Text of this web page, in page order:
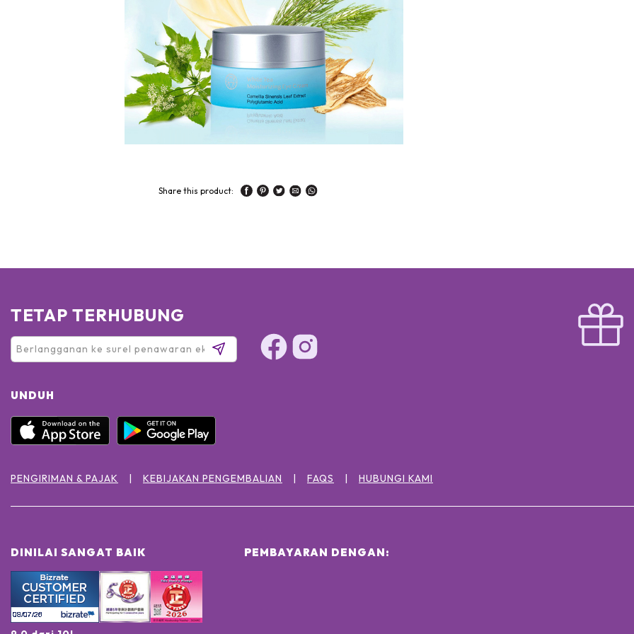
Share this product:
TETAP TERHUBUNG
UNDUH
PENGIRIMAN & PAJAK KEBIJAKAN PENGEMBALIAN FAQS HUBUNGI KAMI
DINILAI SANGAT BAIK PEMBAYARAN DENGAN: